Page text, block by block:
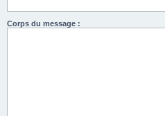
Corps du message :